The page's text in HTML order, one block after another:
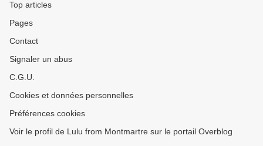
Top articles
Pages
Contact
Signaler un abus
C.G.U.
Cookies et données personnelles
Préférences cookies
Voir le profil de Lulu from Montmartre sur le portail Overblog